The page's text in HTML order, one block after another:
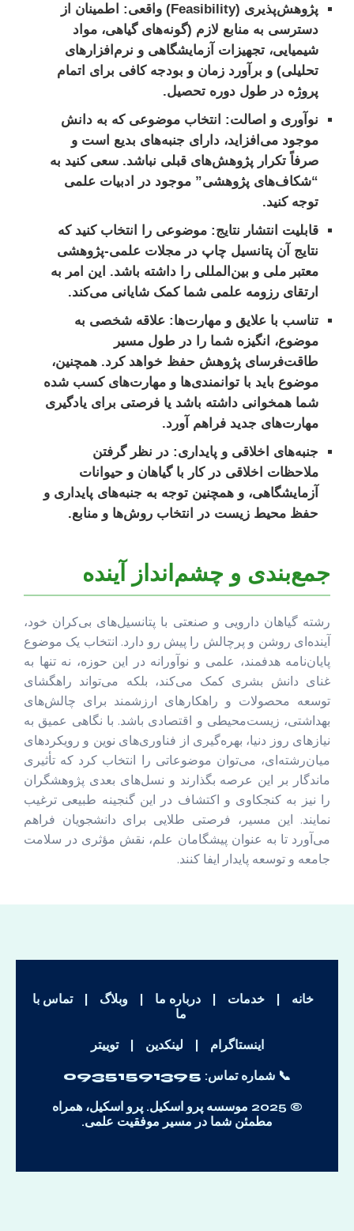
پژوهش‌پذیری (Feasibility) واقعی:
اطمینان از
دسترسی به منابع لازم (گونه‌های گیاهی، مواد
شیمیایی، تجهیزات آزمایشگاهی و نرم‌افزارهای
تحلیلی) و برآورد زمان و بودجه کافی برای اتمام
پروژه در طول دوره تحصیل.
نوآوری و اصالت: انتخاب موضوعی که به دانش
موجود می‌افزاید، دارای جنبه‌های بدیع است و
صرفاً تکرار پژوهش‌های قبلی نباشد. سعی کنید به
“شکاف‌های پژوهشی” موجود در ادبیات علمی
توجه کنید.
قابلیت انتشار نتایج: موضوعی را انتخاب کنید که
نتایج آن پتانسیل چاپ در مجلات علمی-پژوهشی
معتبر ملی و بین‌المللی را داشته باشد. این امر به
ارتقای رزومه علمی شما کمک شایانی می‌کند.
تناسب با علایق و مهارت‌ها: علاقه شخصی به
موضوع، انگیزه شما را در طول مسیر
طاقت‌فرسای پژوهش حفظ خواهد کرد. همچنین،
موضوع باید با توانمندی‌ها و مهارت‌های کسب شده
شما همخوانی داشته باشد یا فرصتی برای یادگیری
مهارت‌های جدید فراهم آورد.
جنبه‌های اخلاقی و پایداری: در نظر گرفتن
ملاحظات اخلاقی در کار با گیاهان و حیوانات
آزمایشگاهی، و همچنین توجه به جنبه‌های پایداری و
حفظ محیط زیست در انتخاب روش‌ها و منابع.
جمع‌بندی و چشم‌انداز آینده
رشته گیاهان دارویی و صنعتی با پتانسیل‌های بی‌کران خود،
آینده‌ای روشن و پرچالش را پیش رو دارد. انتخاب یک موضوع
پایان‌نامه هدفمند، علمی و نوآورانه در این حوزه، نه تنها به
غنای دانش بشری کمک می‌کند، بلکه می‌تواند راهگشای
توسعه محصولات و راهکارهای ارزشمند برای چالش‌های
بهداشتی، زیست‌محیطی و اقتصادی باشد. با نگاهی عمیق به
نیازهای روز دنیا، بهره‌گیری از فناوری‌های نوین و رویکردهای
میان‌رشته‌ای، می‌توان موضوعاتی را انتخاب کرد که تأثیری
ماندگار بر این عرصه بگذارند و نسل‌های بعدی پژوهشگران
را نیز به کنجکاوی و اکتشاف در این گنجینه طبیعی ترغیب
نمایند. این مسیر، فرصتی طلایی برای دانشجویان فراهم
می‌آورد تا به عنوان پیشگامان علم، نقش مؤثری در سلامت
جامعه و توسعه پایدار ایفا کنند.
خانه | خدمات | درباره ما | وبلاگ |
تماس با
ما
اینستاگرام | لینکدین | توییتر
📞 شماره تماس: 09351591395
© 2025 موسسه پرو اسکیل. پرو اسکیل، همراه
مطمئن شما در مسیر موفقیت علمی.